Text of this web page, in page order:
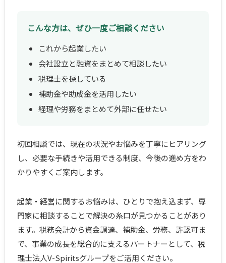
こんな方は、ぜひ一度ご相談ください
これから起業したい
会社設立と融資をまとめて相談したい
税理士を探している
補助金や助成金を活用したい
経理や労務をまとめて外部に任せたい
初回相談では、現在の状況やお悩みを丁寧にヒアリング
し、必要な手続きや活用できる制度、今後の進め方をわ
かりやすくご案内します。
起業・経営に関するお悩みは、ひとりで抱え込まず、専
門家に相談することで解決の糸口が見つかることがあり
ます。税務会計から資金調達、補助金、労務、許認可ま
で、事業の成長を総合的に支えるパートナーとして、税
理士法人V-Spiritsグループをご活用ください。